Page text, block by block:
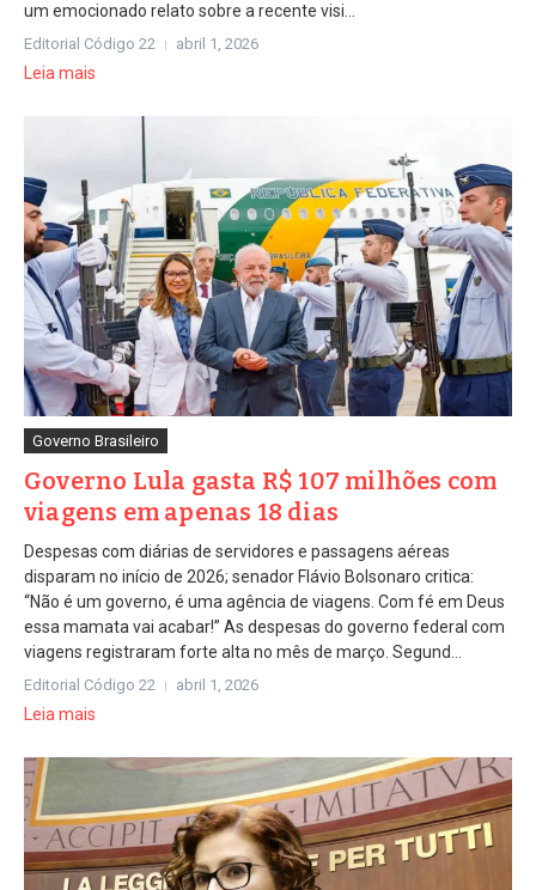
um emocionado relato sobre a recente visi...
Editorial Código 22 abril 1, 2026
Leia mais
Governo Brasileiro
Governo Lula gasta R$ 107 milhões com
viagens em apenas 18 dias
Despesas com diárias de servidores e passagens aéreas
disparam no início de 2026; senador Flávio Bolsonaro critica:
“Não é um governo, é uma agência de viagens. Com fé em Deus
essa mamata vai acabar!” As despesas do governo federal com
viagens registraram forte alta no mês de março. Segund...
Editorial Código 22 abril 1, 2026
Leia mais